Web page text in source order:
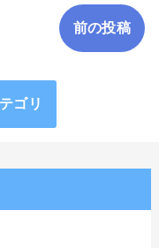
前の投稿
ゴリ